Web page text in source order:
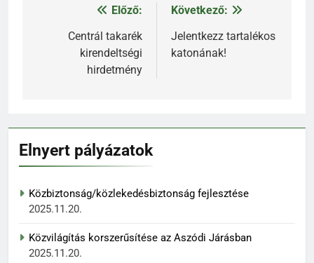
Bejegyzés
navigáció
Előző:
Centrál takarék
kirendeltségi
hirdetmény
Következő:
Jelentkezz tartalékos
katonának!
Elnyert pályázatok
Közbiztonság/közlekedésbiztonság fejlesztése
2025.11.20.
Közvilágítás korszerűsítése az Aszódi Járásban
2025.11.20.